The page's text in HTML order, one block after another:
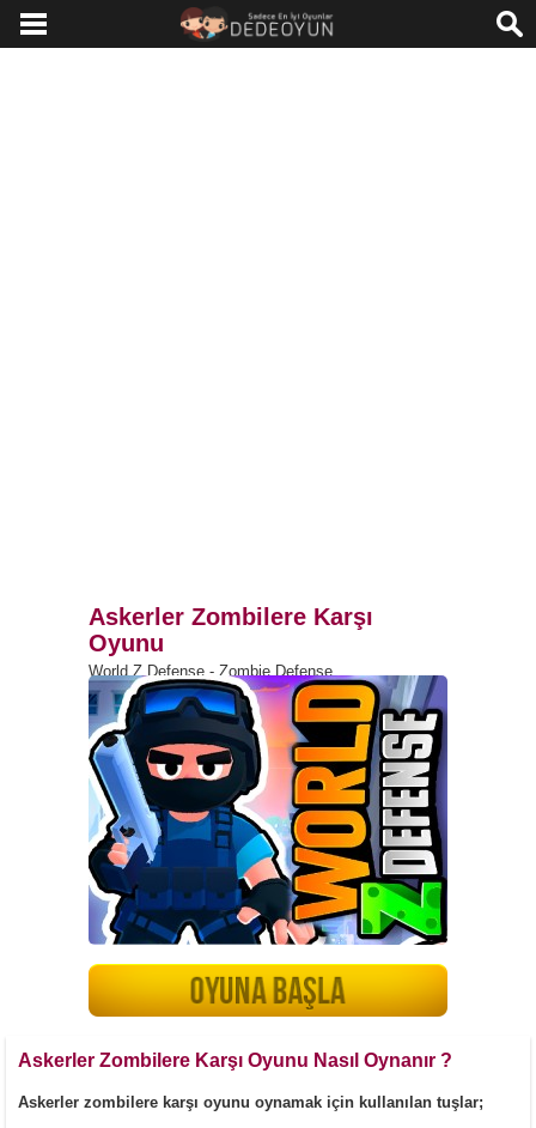
Askerler Zombilere Karşı
Oyunu
World Z Defense - Zombie Defense
Askerler Zombilere Karşı Oyunu Nasıl Oynanır ?
Askerler zombilere karşı oyunu oynamak için kullanılan tuşlar;